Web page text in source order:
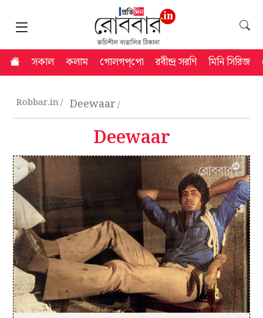
সকাল কলাম গোলগপ্‌পো রবীন্দ্র সরণি মিনি সিরিজ
Robbar.in Deewaar
Deewaar